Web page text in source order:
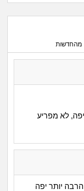
מהחדשות
לא מפריע
יותר יפה